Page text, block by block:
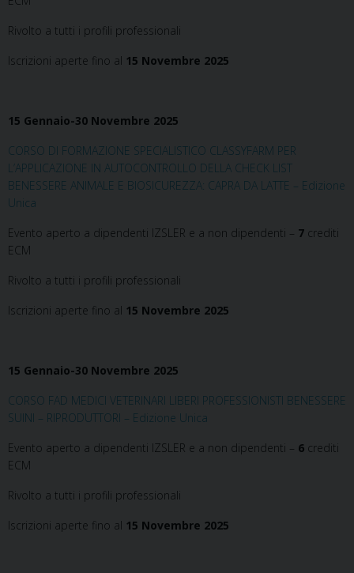
Rivolto a tutti i profili professionali
Iscrizioni aperte fino al 15 Novembre 2025
15 Gennaio-30 Novembre 2025
CORSO DI FORMAZIONE SPECIALISTICO CLASSYFARM PER
L’APPLICAZIONE IN AUTOCONTROLLO DELLA CHECK LIST
BENESSERE ANIMALE E BIOSICUREZZA: CAPRA DA LATTE – Edizione
Unica
Evento aperto a dipendenti IZSLER e a non dipendenti – 7 crediti
ECM
Rivolto a tutti i profili professionali
Iscrizioni aperte fino al 15 Novembre 2025
15 Gennaio-30 Novembre 2025
CORSO FAD MEDICI VETERINARI LIBERI PROFESSIONISTI BENESSERE
SUINI – RIPRODUTTORI – Edizione Unica
Evento aperto a dipendenti IZSLER e a non dipendenti – 6 crediti
ECM
Rivolto a tutti i profili professionali
Iscrizioni aperte fino al 15 Novembre 2025